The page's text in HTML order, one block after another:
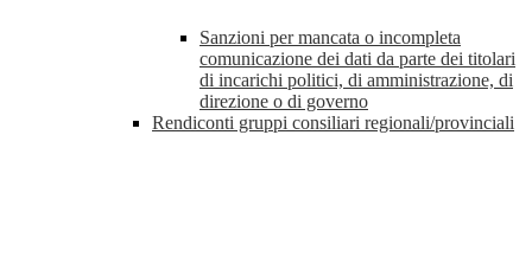
Sanzioni per mancata o incompleta
comunicazione dei dati da parte dei titolari
di incarichi politici, di amministrazione, di
direzione o di governo
Rendiconti gruppi consiliari regionali/provinciali